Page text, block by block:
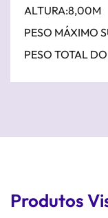
ALTURA:8,00M
PESO MÁXIMO
PESO TOTAL
Produtos